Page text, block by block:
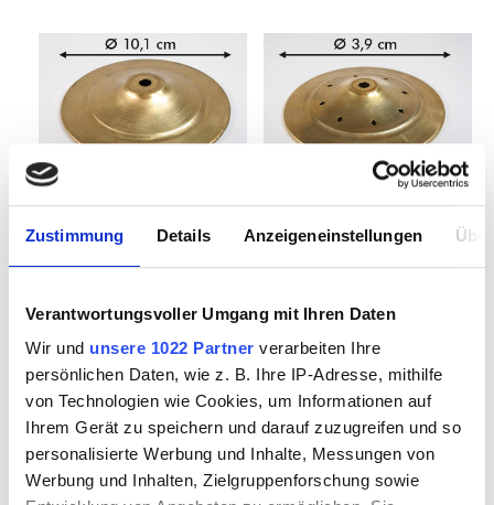
Zustimmung Details Anzeigeneinstellungen
Verantwortungsvoller Umgang mit Ihren Daten
Wir und unsere 1022 Partner verarbeiten Ihre
persönlichen Daten, wie z. B. Ihre IP-Adresse, mithilfe
von Technologien wie Cookies, um Informationen auf
Ihrem Gerät zu speichern und darauf zuzugreifen und so
personalisierte Werbung und Inhalte, Messungen von
Werbung und Inhalten, Zielgruppenforschung sowie
Kappe standard
d:10,1cm
2212200
Kappe mit Rauten
d: 3,9cm